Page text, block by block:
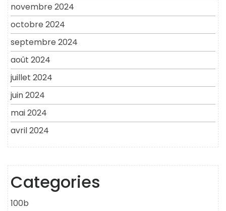
novembre 2024
octobre 2024
septembre 2024
août 2024
juillet 2024
juin 2024
mai 2024
avril 2024
Categories
100b